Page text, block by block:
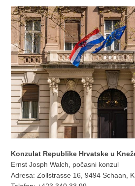
Konzulat Republike Hrvatske u
Ernst Josph Walch, počasni konzul
Adresa: Zollstrasse 16, 9494 Schaan,